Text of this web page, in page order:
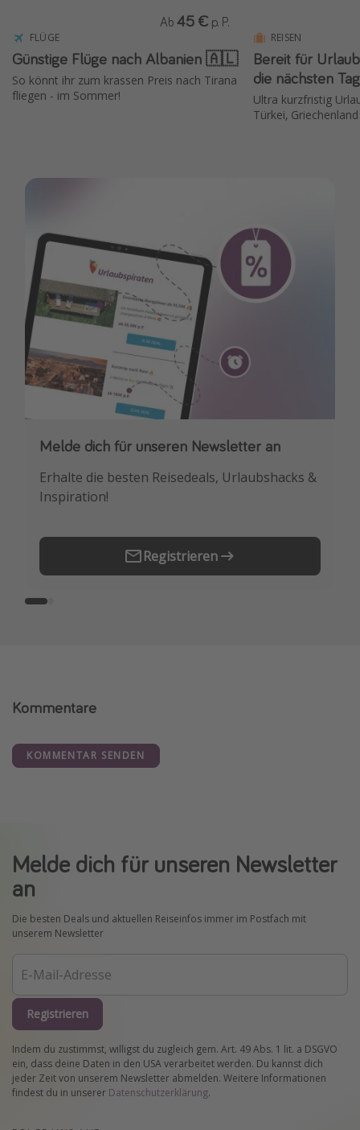
FLÜGE
Günstige Flüge nach Albanien 🇦🇱
So könnt ihr zum krassen Preis nach Tirana
fliegen - im Sommer!
Ab 45 € p. P.
REISEN
Bereit für
die nächsten
Ultra kurzfristig
Türkei,
Melde dich für unseren Newsletter an
Erhalte die besten Reisedeals, Urlaubshacks &
Inspiration!
Registrieren
Downloade unsere App
Buche die besten Reiseschnäppchen als
Erstes.
Kommentare
KOMMENTAR SENDEN
Melde dich für unseren Newsletter
an
Die besten Deals und aktuellen Reiseinfos immer im Postfach mit
unserem Newsletter
Registrieren
Indem du zustimmst, willigst du zugleich gem. Art. 49 Abs. 1 lit. a DSGVO
ein, dass deine Daten in den USA verarbeitet werden. Du kannst dich
jeder Zeit von unserem Newsletter abmelden. Weitere Informationen
findest du in unserer Datenschutzerklärung.